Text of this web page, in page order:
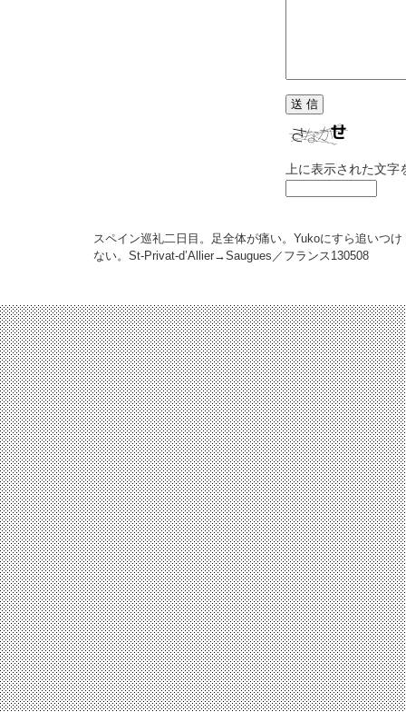
上に表示された文
スペイン巡礼二日目。足全体が痛い。Yukoにすら追いつけ
ない。St-Privat-d’Allier→Saugues／フランス130508